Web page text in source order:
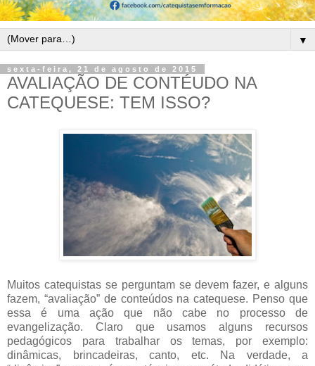
▼
sexta-feira, 21 de agosto de 2015
AVALIAÇÃO DE CONTÉUDO NA
CATEQUESE: TEM ISSO?
Muitos catequistas se perguntam se devem fazer, e alguns
fazem, “avaliação” de conteúdos na catequese. Penso que
essa é uma ação que não cabe no processo de
evangelização. Claro que usamos alguns recursos
pedagógicos para trabalhar os temas, por exemplo:
dinâmicas, brincadeiras, canto, etc. Na verdade, a